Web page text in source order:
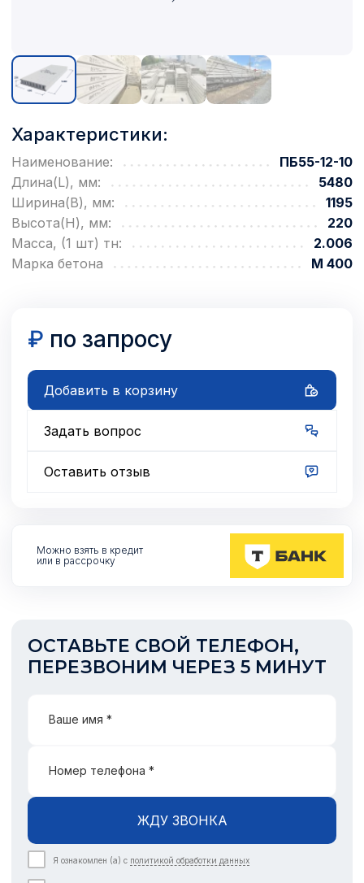
Характеристики:
Наименование:
ПБ55-12-10
Длина(L), мм:
5480
Ширина(B), мм:
1195
Высота(H), мм:
220
Масса, (1 шт) тн:
2.006
Марка бетона
М 400
₽ по запросу
Добавить в корзину
Задать вопрос
Оставить отзыв
Можно взять в кредит
или в рассрочку
ОСТАВЬТЕ СВОЙ ТЕЛЕФОН,
ПЕРЕЗВОНИМ ЧЕРЕЗ 5 МИНУТ
Ваше имя *
Номер телефона *
ЖДУ ЗВОНКА
Я ознакомлен (а) с политикой обработки данных